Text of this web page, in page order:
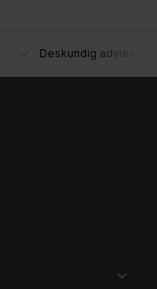
Deskundig advies!